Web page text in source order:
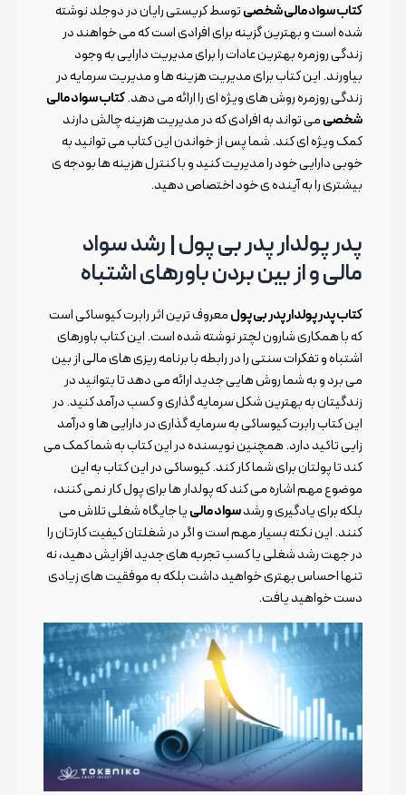
کتاب سواد مالی شخصیتوسط کریستی رایان در دوجلد نوشته
شده است و بهترین گزینه برای افرادی است که می خواهند در
زندگی روزمره بهترین عادات را برای مدیریت دارایی به وجود
بیاورند. این کتاب برای مدیریت هزینه ها و مدیریت سرمایه در
زندگی روزمره روش های ویژه ای را ارائه می دهد.کتاب سواد مالی
شخصیمی تواند به افرادی که در مدیریت هزینه چالش دارند
کمک ویژه ای کند. شما پس از خواندن این کتاب می توانید به
خوبی دارایی خود را مدیریت کنید و با کنترل هزینه ها بودجه ی
بیشتری را به آینده ی خود اختصاص دهید.
پدر پولدار پدر بی پول | رشد سواد
مالی و از بین بردن باورهای اشتباه
کتاب پدر پولدار پدر بی پولمعروف ترین اثر رابرت کیوساکی است
که با همکاری شارون لچتر نوشته شده است. این کتاب باورهای
اشتباه و تفکرات سنتی را در رابطه با برنامه ریزی های مالی از بین
می برد و به شما روش هایی جدید ارائه می دهد تا بتوانید در
زندگیتان به بهترین شکل سرمایه گذاری و کسب درآمد کنید. در
این کتاب رابرت کیوساکی به سرمایه گذاری در دارایی ها و درآمد
زایی تاکید دارد. همچنین نویسنده در این کتاب به شما کمک می
کند تا پولتان برای شما کار کند. کیوساکی در این کتاب به این
موضوع مهم اشاره می کند که پولدار ها برای پول کار نمی کنند،
بلکه برای یادگیری و رشدسواد مالییا جایگاه شغلی تلاش می
کنند. این نکته بسیار مهم است و اگر در شغلتان کیفیت کارتان را
در جهت رشد شغلی یا کسب تجربه های جدید افزایش دهید، نه
تنها احساس بهتری خواهید داشت بلکه به موفقیت های زیادی
دست خواهید یافت.